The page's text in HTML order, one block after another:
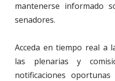
mantenerse informado
senadores.
Acceda en tiempo real a
las plenarias y
notificaciones